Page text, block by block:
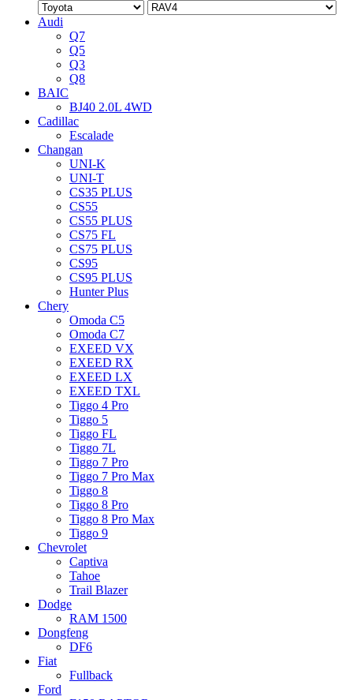
Audi
Q7
Q5
Q3
Q8
BAIC
BJ40 2.0L 4WD
Cadillac
Escalade
Changan
UNI-K
UNI-T
CS35 PLUS
CS55
CS55 PLUS
CS75 FL
CS75 PLUS
CS95
CS95 PLUS
Hunter Plus
Chery
Omoda C5
Omoda C7
EXEED VX
EXEED RX
EXEED LX
EXEED TXL
Tiggo 4 Pro
Tiggo 5
Tiggo FL
Tiggo 7L
Tiggo 7 Pro
Tiggo 7 Pro Max
Tiggo 8
Tiggo 8 Pro
Tiggo 8 Pro Max
Tiggo 9
Chevrolet
Captiva
Tahoe
Trail Blazer
Dodge
RAM 1500
Dongfeng
DF6
Fiat
Fullback
Ford